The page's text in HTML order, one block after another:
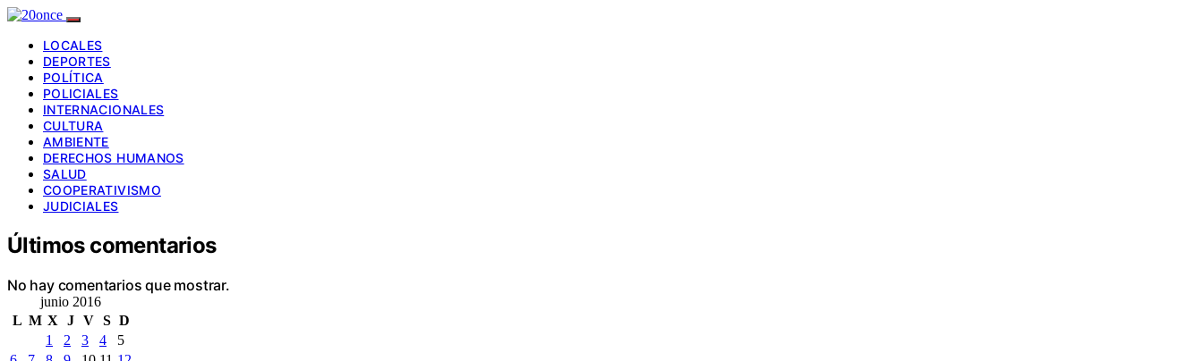
LOCALES
DEPORTES
POLÍTICA
POLICIALES
INTERNACIONALES
CULTURA
AMBIENTE
DERECHOS HUMANOS
SALUD
COOPERATIVISMO
JUDICIALES
Últimos comentarios
No hay comentarios que mostrar.
junio 2016
L M X J V S D
1
2 3 4
5